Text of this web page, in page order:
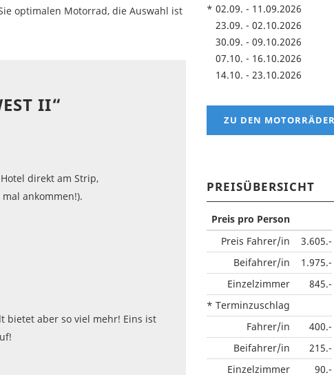
optimalen Motorrad, die Auswahl ist
II“
direkt am Strip,
ankommen!).
bietet aber so viel mehr! Eins ist
* 02.09. - 11.09.2026
23.09. - 02.10.2026
30.09. - 09.10.2026
07.10. - 16.10.2026
14.10. - 23.10.2026
ZU DEN
PREISÜBERSICHT
Preis pro Person
Preis Fahrer/in
3.605.-
Beifahrer/in
1.975.-
Einzelzimmer
845.-
* Terminzuschlag
Fahrer/in
400.-
Beifahrer/in
215.-
Einzelzimmer
90.-